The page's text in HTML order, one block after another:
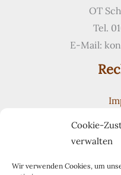
Cookie-
verwalten
Wir verwenden Cookies, um
OT
Tel.
E-Mail: